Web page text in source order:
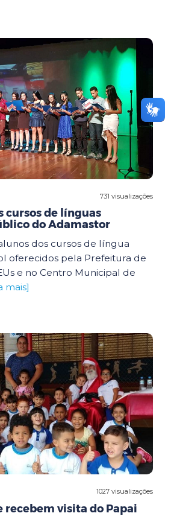
731 visualizações
cursos de línguas
do Adamastor
dos cursos de língua
oferecidos pela Prefeitura de
e no Centro Municipal de
mais]
1027 visualizações
recebem visita do Papai